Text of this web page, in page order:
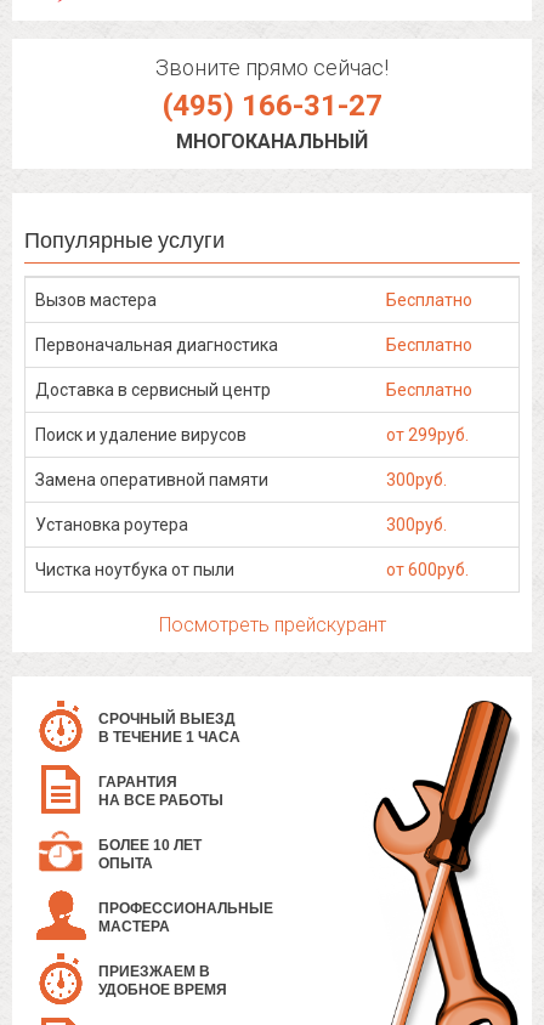
Звоните прямо сейчас!
(495) 166-31-27
МНОГОКАНАЛЬНЫЙ
Популярные услуги
Вызов мастера Бесплатно
Первоначальная диагностика Бесплатно
Доставка в сервисный центр Бесплатно
Поиск и удаление вирусов от 299руб.
Замена оперативной памяти 300руб.
Установка роутера 300руб.
Чистка ноутбука от пыли от 600руб.
Посмотреть прейскурант
СРОЧНЫЙ ВЫЕЗД
В ТЕЧЕНИЕ 1 ЧАСА
ГАРАНТИЯ
НА ВСЕ РАБОТЫ
БОЛЕЕ 10 ЛЕТ
ОПЫТА
ПРОФЕССИОНАЛЬНЫЕ
МАСТЕРА
ПРИЕЗЖАЕМ В
УДОБНОЕ ВРЕМЯ